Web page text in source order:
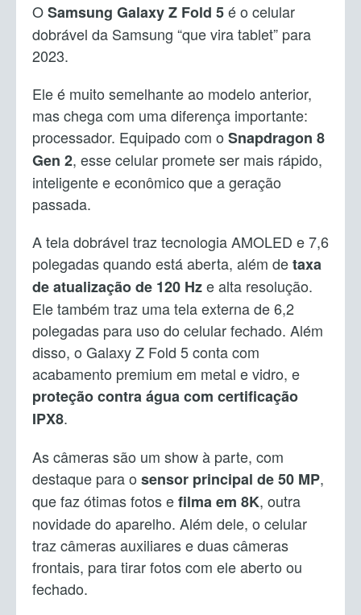
OSamsung Galaxy Z Fold 5é o celular
dobrável da Samsung “que vira tablet” para
2023.
Ele é muito semelhante ao modelo anterior,
mas chega com uma diferença importante:
processador. Equipado com o Snapdragon 8
Gen 2, esse celular promete ser mais rápido,
inteligente e econômico que a geração
passada.
A tela dobrável traz tecnologia AMOLED e 7,6
polegadas quando está aberta, além detaxa
de atualização de 120 Hze alta resolução.
Ele também traz uma tela externa de 6,2
polegadas para uso do celular fechado. Além
disso, o Galaxy Z Fold 5 conta com
acabamento premium em metal e vidro, e
proteção contra água com certificação
IPX8.
As câmeras são um show à parte, com
destaque para o sensor principal de 50 MP,
que faz ótimas fotos efilma em 8K, outra
novidade do aparelho. Além dele, o celular
traz câmeras auxiliares e duas câmeras
frontais, para tirar fotos com ele aberto ou
fechado.